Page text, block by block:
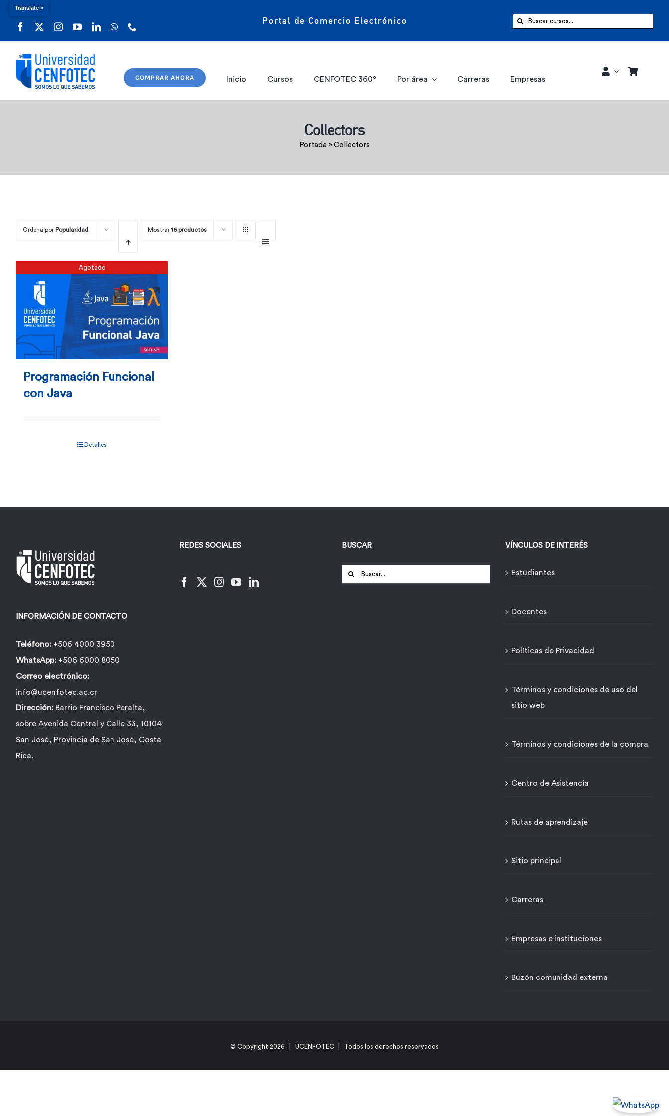
Portal de Comercio Electrónico Buscar:
COMPRAR AHORA Inicio Cursos CENFOTEC 360° Por área Carreras Empresas
Collectors
Portada » Collectors
Ordena por Popularidad Mostrar 16 productos
Agotado
Programación Funcional
con Java
Detalles
INFORMACIÓN DE CONTACTO
Teléfono: +506 4000 3950
WhatsApp: +506 6000 8050
Correo electrónico:
info@ucenfotec.ac.cr
Dirección: Barrio Francisco Peralta,
sobre Avenida Central y Calle 33, 10104
San José, Provincia de San José, Costa
Rica.
REDES SOCIALES BUSCAR
Buscar:
VÍNCULOS DE INTERÉS
Estudiantes
Docentes
Políticas de Privacidad
Términos y condiciones de uso del
sitio web
Términos y condiciones de la compra
Centro de Asistencia
Rutas de aprendizaje
Sitio principal
Carreras
Empresas e instituciones
Buzón comunidad externa
© Copyright 2026 | UCENFOTEC | Todos los derechos reservados
Translate »